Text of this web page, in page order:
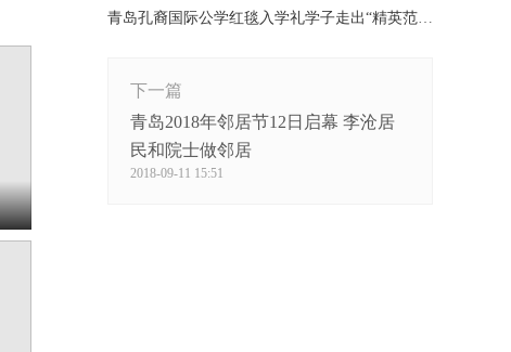
青岛孔裔国际公学红毯入学礼学子走出“精英范儿”
下一篇
青岛2018年邻居节12日启幕 李沧居
民和院士做邻居
2018-09-11 15:51